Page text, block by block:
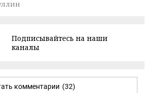
Подписывайтесь на наши
каналы
комментарии (32)